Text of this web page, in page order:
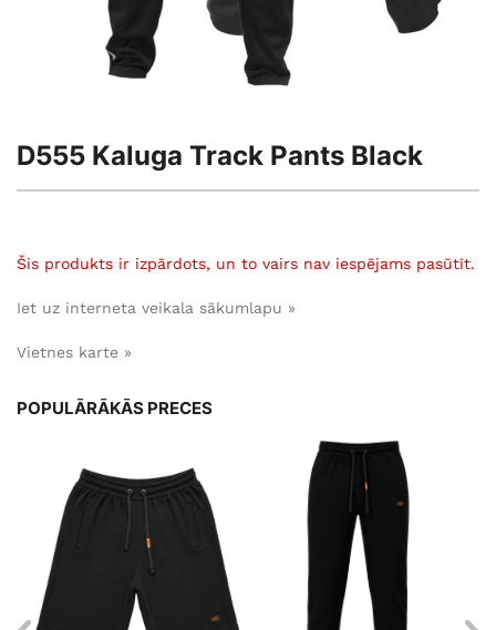
D555 Kaluga Track Pants Black
Šis produkts ir izpārdots, un to vairs nav iespējams pasūtīt.
Iet uz interneta veikala sākumlapu »
Vietnes karte »
POPULĀRĀKĀS PRECES